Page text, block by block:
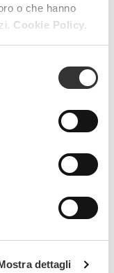
o che hanno
Cookie Policy.
dettagli